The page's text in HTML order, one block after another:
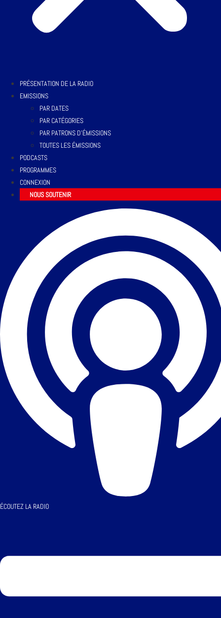
PRÉSENTATION DE LA RADIO
EMISSIONS
PAR DATES
PAR CATÉGORIES
PAR PATRONS D’ÉMISSIONS
TOUTES LES ÉMISSIONS
PODCASTS
PROGRAMMES
CONNEXION
NOUS SOUTENIR
ÉCOUTEZ LA RADIO